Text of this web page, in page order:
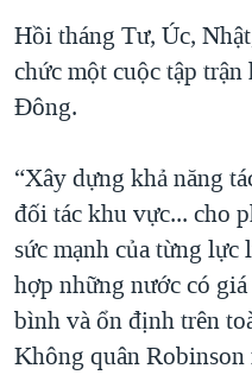
Hồi tháng Tư, Úc,
chức một cuộc tập
Đông.
“Xây dựng khả năng
đối tác khu vực... cho
sức mạnh của từng
hợp những nước có
bình và ổn định trên
Không quân Robinson